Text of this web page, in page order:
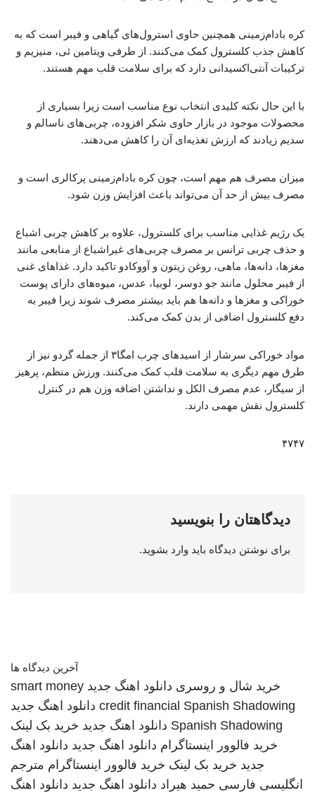
کره بادام‌زمینی همچنین حاوی استرول‌های گیاهی و فیبر است که به
کاهش جذب کلسترول کمک می‌کنند. از طرفی ویتامین ئی، منیزیم و
ترکیبات آنتی‌اکسیدانی دارد که برای سلامت قلب مهم‌ هستند.
با این حال نکته کلیدی انتخاب نوع مناسب است زیرا بسیاری از
محصولات موجود در بازار حاوی شکر افزوده، چربی‌های ناسالم و
سدیم زیادند که ارزش تغذیه‌ای آن را کاهش می‌دهند.
میزان مصرف هم مهم است، چون کره بادام‌زمینی پرکالری است و
مصرف بیش از حد آن می‌تواند باعث افزایش وزن شود.
یک رژیم غذایی مناسب برای کلسترول، علاوه بر کاهش چربی اشباع
و حذف چربی ترانس بر مصرف چربی‌های غیراشباع از منابعی مانند
مغزها، دانه‌ها، ماهی، روغن زیتون و آووکادو تاکید دارد. غذاهای غنی
از فیبر محلول مانند جو دوسر، لوبیا، عدس، میوه‌های دارای پوست
خوراکی و مغزها و دانه‌ها هم باید بیشتر مصرف شوند زیرا فیبر به
دفع کلسترول اضافی از بدن کمک می‌کند.
مواد خوراکی سرشار از اسیدهای چرب امگا۳ از جمله گردو نیز از
طرق مهم دیگری به سلامت قلب کمک می‌کنند. ورزش منظم، پرهیز
از سیگار، عدم مصرف الکل و نداشتن اضافه وزن هم در کنترل
کلسترول نقش مهمی دارند.
۴۷۴۷
دیدگاهتان را بنویسید
برای نوشتن دیدگاه باید وارد بشوید.
آخرین دیدگاه ها
خرید شال و روسری دانلود اهنگ جدید smart money
credit financial Spanish Shadowing
دانلود اهنگ جدید
Spanish Shadowing دانلود اهنگ جدید خرید بک لینک
خرید فالوور اینستاگرام دانلود اهنگ جدید دانلود اهنگ
جدید خرید بک لینک خرید فالوور اینستاگرام مترجم
انگلیسی فارسی حمید هیراد دانلود اهنگ جدید دانلود اهنگ